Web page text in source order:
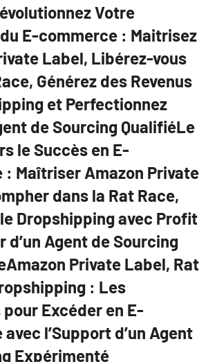
Votre
E-commerce : Maitrisez
Label, Libérez-vous
Générez des Revenus
et Perfectionnez
de Sourcing QualifiéLe
le Succès en E-
: Maîtriser Amazon Private
dans la Rat Race,
Dropshipping avec Profit
d’un Agent de Sourcing
Private Label, Rat
: Les
Excéder en E-
l’Support d’un Agent
Expérimenté